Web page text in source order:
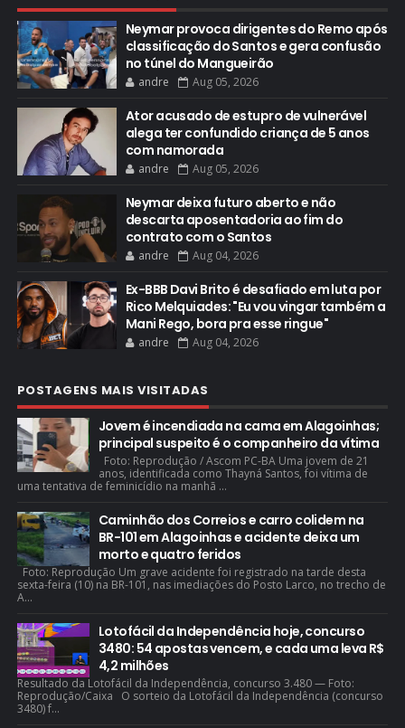
Neymar provoca dirigentes do Remo após
classificação do Santos e gera confusão
no túnel do Mangueirão
andre Aug 05, 2026
Ator acusado de estupro de vulnerável
alega ter confundido criança de 5 anos
com namorada
andre Aug 05, 2026
Neymar deixa futuro aberto e não
descarta aposentadoria ao fim do
contrato com o Santos
andre Aug 04, 2026
Ex-BBB Davi Brito é desafiado em luta por
Rico Melquiades: "Eu vou vingar também a
Mani Rego, bora pra esse ringue"
andre Aug 04, 2026
POSTAGENS MAIS VISITADAS
Jovem é incendiada na cama em Alagoinhas;
principal suspeito é o companheiro da vítima
Foto: Reprodução / Ascom PC-BA Uma jovem de 21
anos, identificada como Thayná Santos, foi vítima de
uma tentativa de feminicídio na manhã ...
Caminhão dos Correios e carro colidem na
BR-101 em Alagoinhas e acidente deixa um
morto e quatro feridos
Foto: Reprodução Um grave acidente foi registrado na tarde desta
sexta-feira (10) na BR-101, nas imediações do Posto Larco, no trecho de
A...
Lotofácil da Independência hoje, concurso
3480: 54 apostas vencem, e cada uma leva R$
4,2 milhões
Resultado da Lotofácil da Independência, concurso 3.480 — Foto:
Reprodução/Caixa O sorteio da Lotofácil da Independência (concurso
3480) f...